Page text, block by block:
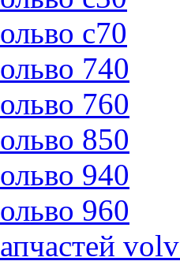
c70
740
760
850
940
960